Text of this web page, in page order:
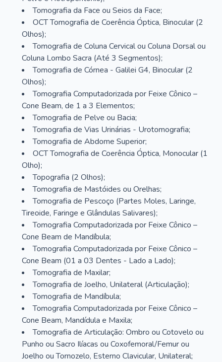
Tomografia da Face ou Seios da Face;
OCT Tomografia de Coerência Óptica, Binocular (2
Olhos);
Tomografia de Coluna Cervical ou Coluna Dorsal ou
Coluna Lombo Sacra (Até 3 Segmentos);
Tomografia de Córnea - Galilei G4, Binocular (2
Olhos);
Tomografia Computadorizada por Feixe Cônico –
Cone Beam, de 1 a 3 Elementos;
Tomografia de Pelve ou Bacia;
Tomografia de Vias Urinárias - Urotomografia;
Tomografia de Abdome Superior;
OCT Tomografia de Coerência Óptica, Monocular (1
Olho);
Topografia (2 Olhos);
Tomografia de Mastóides ou Orelhas;
Tomografia de Pescoço (Partes Moles, Laringe,
Tireoide, Faringe e Glândulas Salivares);
Tomografia Computadorizada por Feixe Cônico –
Cone Beam de Mandíbula;
Tomografia Computadorizada por Feixe Cônico –
Cone Beam (01 a 03 Dentes - Lado a Lado);
Tomografia de Maxilar;
Tomografia de Joelho, Unilateral (Articulação);
Tomografia de Mandíbula;
Tomografia Computadorizada por Feixe Cônico –
Cone Beam, Mandídula e Maxila;
Tomografia de Articulação: Ombro ou Cotovelo ou
Punho ou Sacro Ilíacas ou Coxofemoral/Femur ou
Joelho ou Tornozelo, Esterno Clavicular, Unilateral;